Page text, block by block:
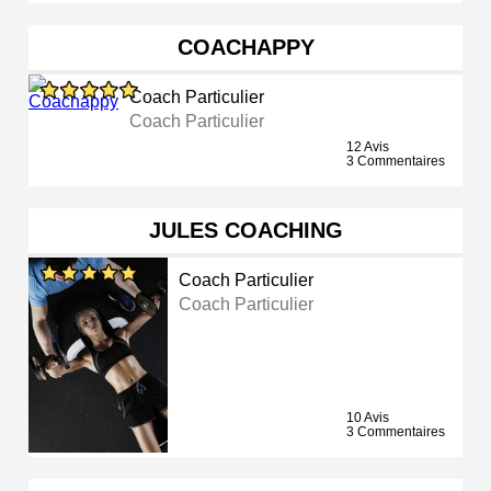
COACHAPPY
Coach Particulier
Coach Particulier
12 Avis
3 Commentaires
JULES COACHING
Coach Particulier
Coach Particulier
10 Avis
3 Commentaires